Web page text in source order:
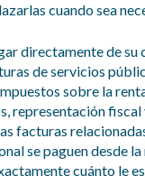
cuando sea
directamente de su
de servicios
sobre la
representación
facturas
se paguen desde
cuánto le